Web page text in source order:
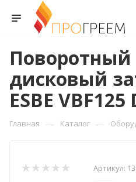
Поворотный
дисковый
ESBE VBF125
Главная — Каталог —
Артикул: